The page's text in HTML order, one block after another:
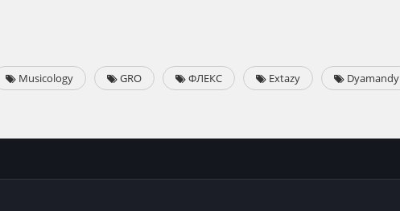
Musicology GRO ФЛЕКС Extazy Dyamandy